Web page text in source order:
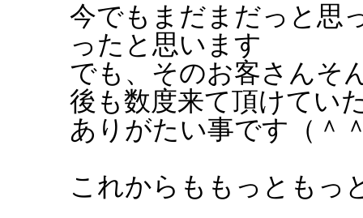
今でもまだまだっと思
ったと思います
でも、そのお客さんそ
後も数度来て頂けてい
ありがたい事です（＾
これからももっともっ